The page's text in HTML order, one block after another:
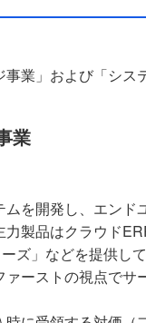
業」および「シス
業
を開発し、エン
力製品はクラウド
ズ」などを提供し
ーストの視点でサ